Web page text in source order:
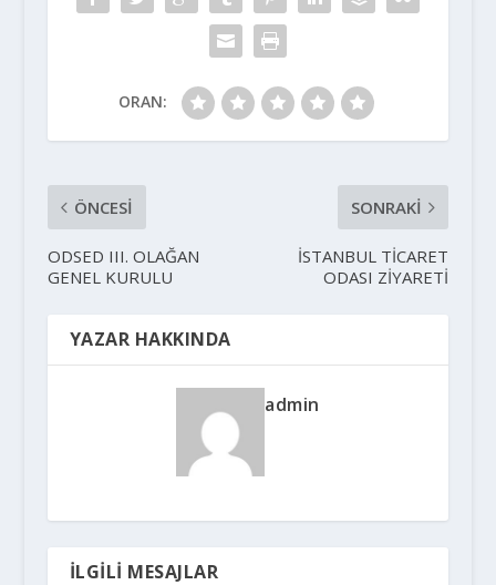
ORAN:
ÖNCESI
ODSED III. OLAĞAN
GENEL KURULU
SONRAKI
İSTANBUL TİCARET
ODASI ZİYARETİ
YAZAR HAKKINDA
admin
İLGILI MESAJLAR